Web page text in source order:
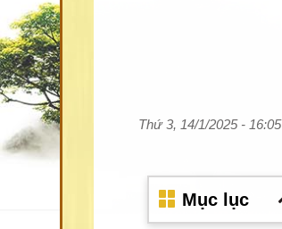
Thứ 3, 14/1/2025 - 16:05
Mục lục